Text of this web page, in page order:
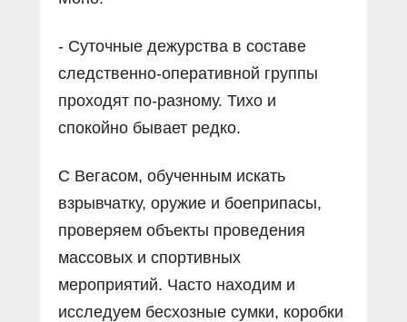
- Суточные дежурства в составе
следственно-оперативной группы
проходят по-разному. Тихо и
спокойно бывает редко.
С Вегасом, обученным искать
взрывчатку, оружие и боеприпасы,
проверяем объекты проведения
массовых и спортивных
мероприятий. Часто находим и
исследуем бесхозные сумки, коробки